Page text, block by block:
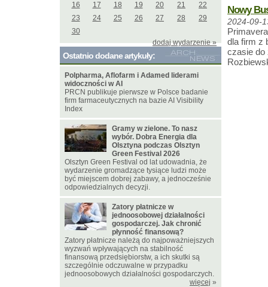
Nowy
2024-09-
dla firm z
czasie do
16
17 18 19 20 21
22
23
24 25 26 27 28
29
30
dodaj wydarzenie »
Ostatnio dodane artykuły:
Polpharma, Aflofarm i Adamed liderami
widoczności w AI
PRCN publikuje pierwsze w Polsce badanie
firm farmaceutycznych na bazie AI Visibility
Index
Gramy w zielone. To nasz
wybór. Dobra Energia dla
Olsztyna podczas Olsztyn
Green Festival 2026
Olsztyn Green Festival od lat udowadnia, że
wydarzenie gromadzące tysiące ludzi może
być miejscem dobrej zabawy, a jednocześnie
odpowiedzialnych decyzji.
Zatory płatnicze w
jednoosobowej działalności
gospodarczej. Jak chronić
płynność finansową?
Zatory płatnicze należą do najpoważniejszych
wyzwań wpływających na stabilność
finansową przedsiębiorstw, a ich skutki są
szczególnie odczuwalne w przypadku
jednoosobowych działalności gospodarczych.
więcej »